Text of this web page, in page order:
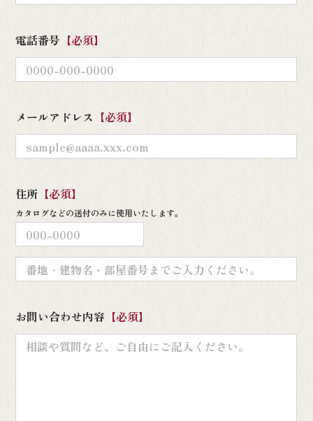
電話番号 【必須】
メールアドレス 【必須】
住所 【必須】
カタログなどの送付のみに使用いたします。
お問い合わせ内容 【必須】